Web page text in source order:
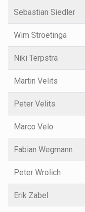
Sebastian Siedler
Wim Stroetinga
Niki Terpstra
Martin Velits
Peter Velits
Marco Velo
Fabian Wegmann
Peter Wrolich
Erik Zabel